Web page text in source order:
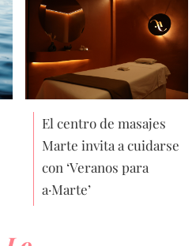
El centro de masajes
Marte invita a cuidarse
con ‘Veranos para
a·Marte’